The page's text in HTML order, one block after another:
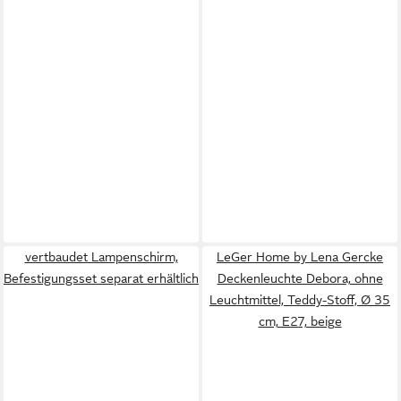
vertbaudet Lampenschirm,
Befestigungsset separat erhältlich
LeGer Home by Lena Gercke
Deckenleuchte Debora, ohne
Leuchtmittel, Teddy-Stoff, Ø 35
cm, E27, beige